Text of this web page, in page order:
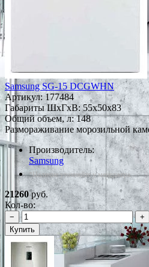
Samsung SG-15 DCGWHN
Артикул:177484
Габариты ШxГxВ: 55x50x83
Общий объем, л: 148
Размораживание морозильной
Производитель:
Samsung
*Наличие уточняйте у менеджера
21260руб.
Кол-во:
−
+
Купить